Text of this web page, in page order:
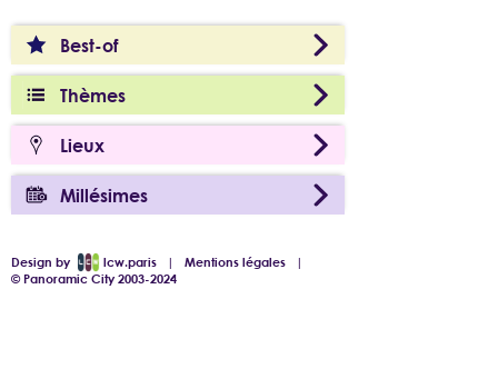
Best-of
Thèmes
Lieux
Millésimes
Design by lcw.paris |Mentions légales |
© Panoramic City 2003-2024